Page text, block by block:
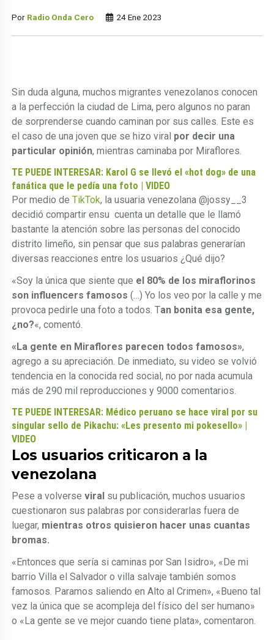
Por Radio Onda Cero 24 Ene 2023
Sin duda alguna, muchos migrantes venezolanos conocen
a la perfección la ciudad de Lima, pero algunos no paran
de sorprenderse cuando caminan por sus calles. Este es
el caso de una joven que se hizo viral por decir una
particular opinión, mientras caminaba por Miraflores.
TE PUEDE INTERESAR: Karol G se llevó el «hot dog» de una
fanática que le pedía una foto | VIDEO
Por medio deTikTok, la usuaria venezolana @jossy__3
decidió compartir ensu cuenta un detalle que le llamó
bastante la atención sobre las personas del conocido
distrito limeño, sin pensar que sus palabras generarían
diversas reacciones entre los usuarios ¿Qué dijo?
«Soy la única que siente que el 80% de los miraflorinos
son influencers famosos (…) Yo los veo por la calle y me
provoca pedirle una foto a todos. Tan bonita esa gente,
¿no?«, comentó.
«La gente en Miraflores parecen todos famosos»,
agrego a su apreciación. De inmediato, su video se volvió
tendencia en la conocida red social, no por nada acumula
más de 290 mil reproducciones y 9000 comentarios.
TE PUEDE INTERESAR: Médico peruano se hace viral por su
singular sello de Pikachu: «Les presento mi pokesello» |
VIDEO
Los usuarios criticaron a la
venezolana
Pese a volverseviral su publicación, muchos usuarios
cuestionaron sus palabras por considerarlas fuera de
luegar, mientras otros quisieron hacer unas cuantas
bromas.
«Entonces que sería si caminas por San Isidro», «De mi
barrio Villa el Salvador o villa salvaje también somos
famosos. Paramos saliendo en Alto al Crimen», «Bueno tal
vez la única que se acompleja del físico del ser humano»
o «La gente se ve mejor cuando tiene plata», comentaron.